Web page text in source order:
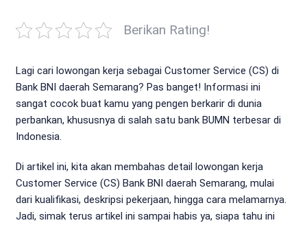
Berikan Rating!
Lagi cari lowongan kerja sebagai Customer Service (CS) di
Bank BNI daerah Semarang? Pas banget! Informasi ini
sangat cocok buat kamu yang pengen berkarir di dunia
perbankan, khususnya di salah satu bank BUMN terbesar di
Indonesia.
Di artikel ini, kita akan membahas detail lowongan kerja
Customer Service (CS) Bank BNI daerah Semarang, mulai
dari kualifikasi, deskripsi pekerjaan, hingga cara melamarnya.
Jadi, simak terus artikel ini sampai habis ya, siapa tahu ini